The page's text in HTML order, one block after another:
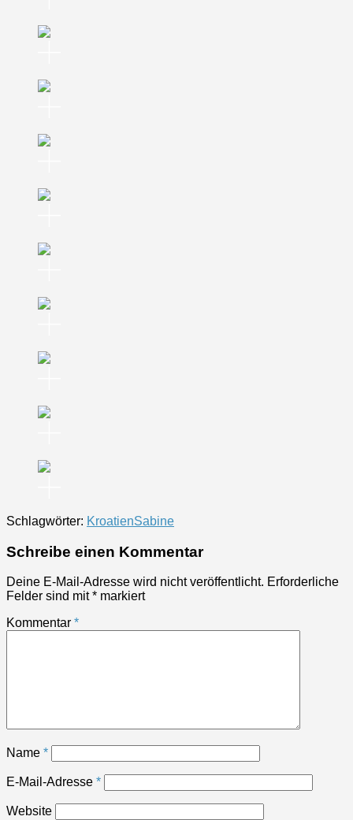
Schlagwörter: KroatienSabine
Schreibe einen Kommentar
Deine E-Mail-Adresse wird nicht veröffentlicht. Erforderliche
Felder sind mit* markiert
Kommentar *
Name *
E-Mail-Adresse *
Website